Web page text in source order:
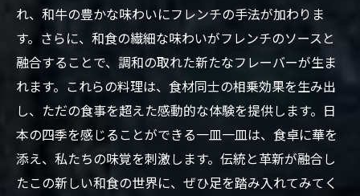
れ、和牛の豊かな味わいにフレンチの手法が加わりま
す。さらに、和食の繊細な味わいがフレンチのソースと
融合することで、調和の取れた新たなフレーバーが生ま
れます。これらの料理は、食材同士の相乗効果を生み出
し、ただの食事を超えた感動的な体験を提供します。日
本の四季を感じることができる一皿一皿は、食卓に華を
添え、私たちの味覚を刺激します。伝統と革新が融合し
たこの新しい和食の世界に、ぜひ足を踏み入れてみてく